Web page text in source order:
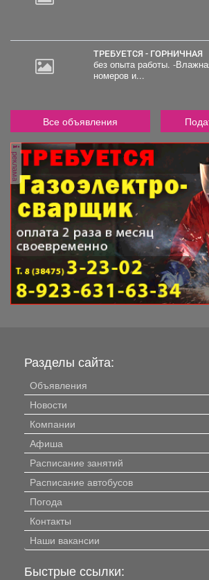
ТРЕБУЕТСЯ - ГОРНИЧНАЯ
без опыта работы. -
номеров и...
Все объявления
реклама
Разделы сайта:
Объявления
Новости
Компании
Афиша
Расписание занятий
Расписание автобусов
Погода
Контакты
Наши вакансии
Быстрые ссылки: